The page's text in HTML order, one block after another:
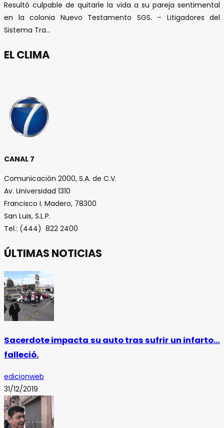
Resultó culpable de quitarle la vida a su pareja sentimental
en la colonia Nuevo Testamento SGS. – Litigadores del
Sistema Tra...
EL CLIMA
CANAL 7
Comunicación 2000, S.A. de C.V.
Av. Universidad 1310
Francisco I. Madero, 78300
San Luis, S.L.P.
Tel.: (444) 822 2400
ÚLTIMAS NOTICIAS
Sacerdote impacta su auto tras sufrir un infarto…
falleció.
edicionweb
31/12/2019